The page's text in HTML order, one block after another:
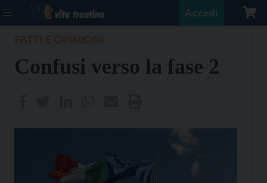
Accedi
Confusi verso la fase 2